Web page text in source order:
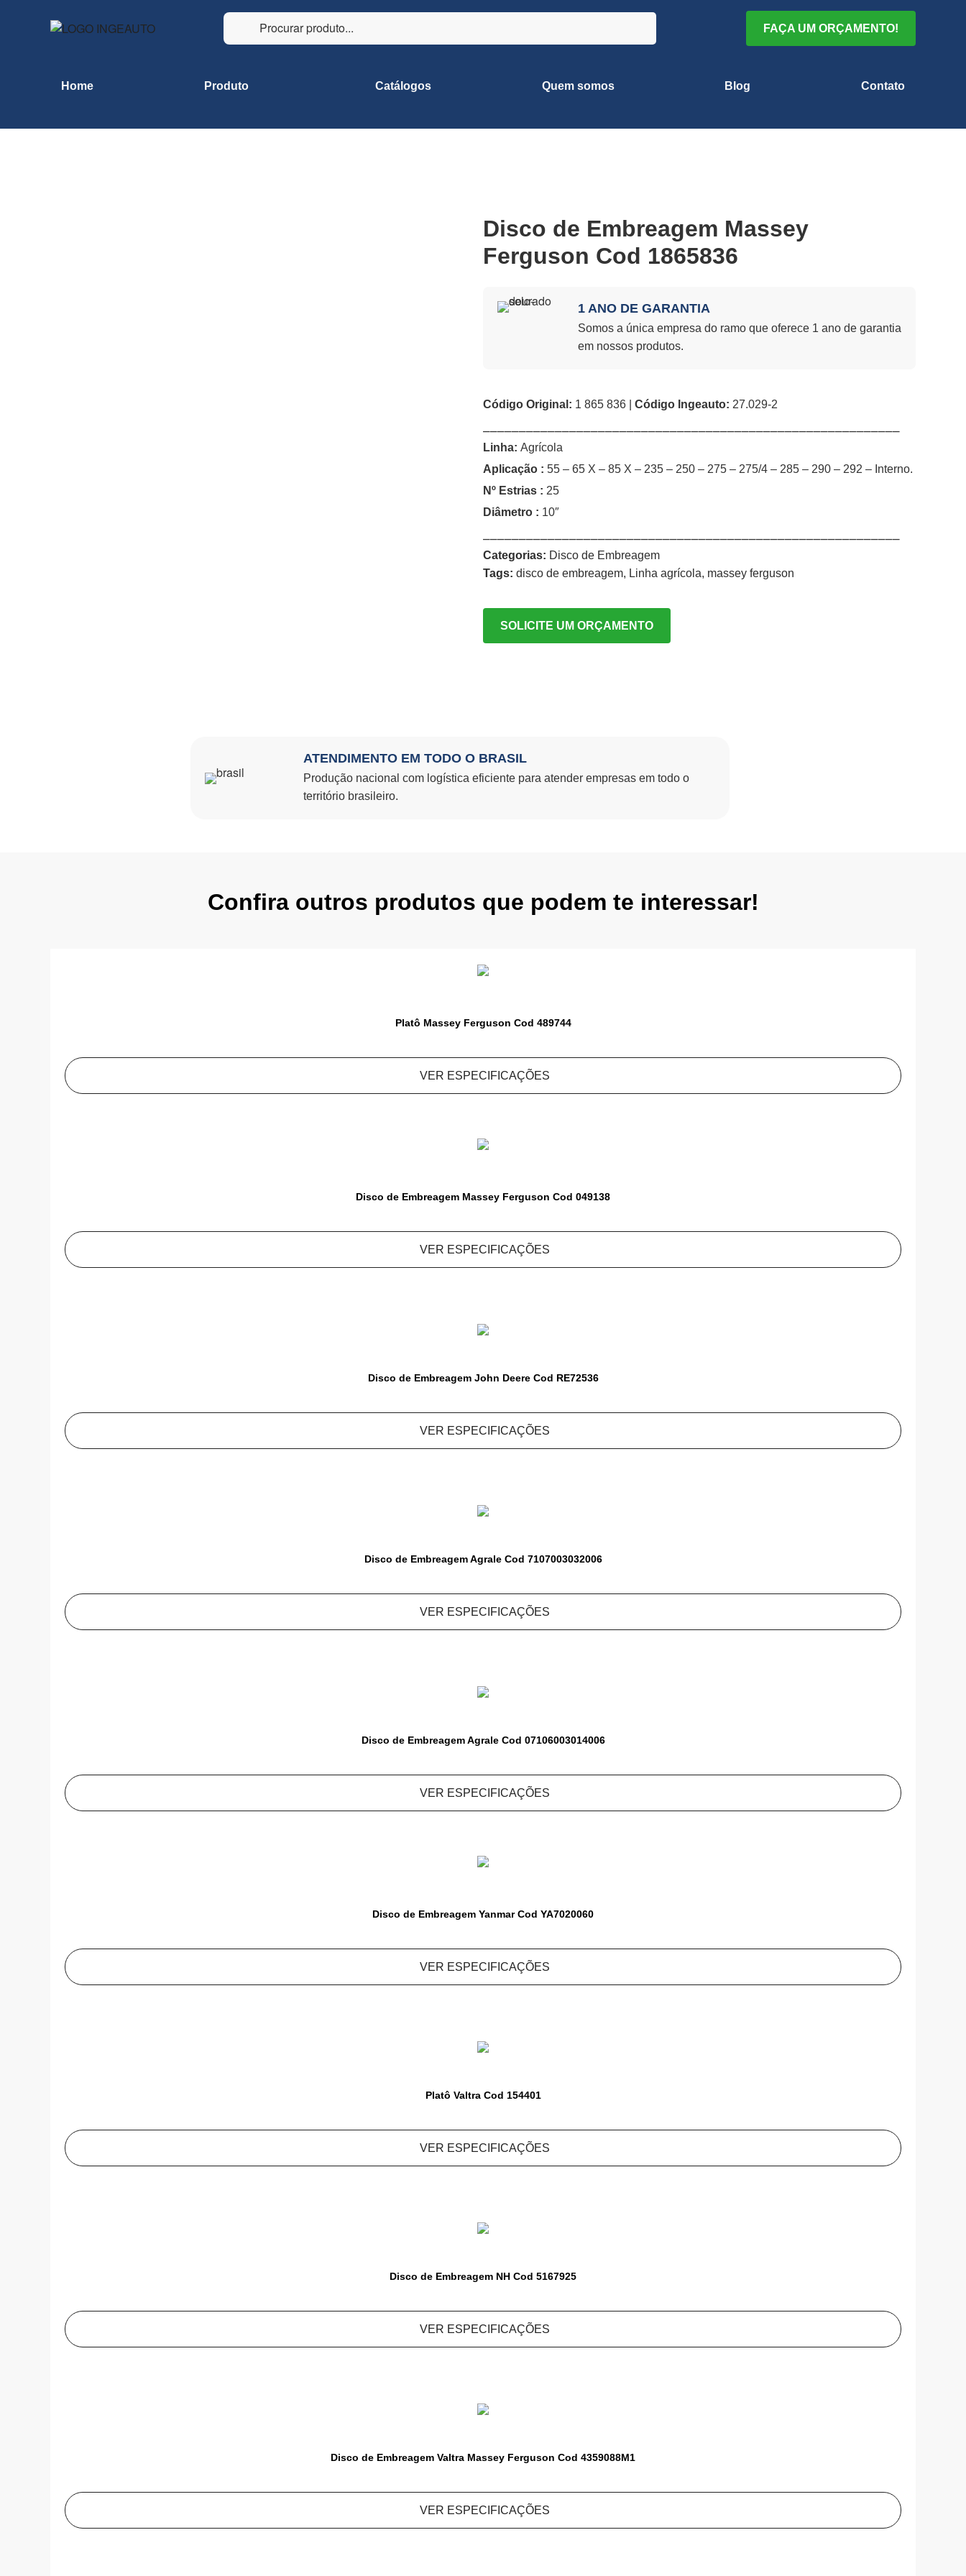
FAÇA UM ORÇAMENTO!
Home Produto Catálogos Quem somos Blog Contato
Disco de Embreagem Massey
Ferguson Cod 1865836
1 ANO DE GARANTIA
Somos a única empresa do ramo que oferece 1 ano de garantia
em nossos produtos.
Código Original: 1 865 836 | Código Ingeauto: 27.029-2
Linha: Agrícola
Aplicação : 55 – 65 X – 85 X – 235 – 250 – 275 – 275/4 – 285 – 290 – 292 – Interno.
Nº Estrias : 25
Diâmetro : 10″
Categorias: Disco de Embreagem
Tags: disco de embreagem, Linha agrícola, massey ferguson
SOLICITE UM ORÇAMENTO
ATENDIMENTO EM TODO O BRASIL
Produção nacional com logística eficiente para atender empresas em todo o
território brasileiro.
Confira outros produtos que podem te interessar!
Platô Massey Ferguson Cod 489744
VER ESPECIFICAÇÕES
Disco de Embreagem Massey Ferguson Cod 049138
VER ESPECIFICAÇÕES
Disco de Embreagem John Deere Cod RE72536
VER ESPECIFICAÇÕES
Disco de Embreagem Agrale Cod 7107003032006
VER ESPECIFICAÇÕES
Disco de Embreagem Agrale Cod 07106003014006
VER ESPECIFICAÇÕES
Disco de Embreagem Yanmar Cod YA7020060
VER ESPECIFICAÇÕES
Platô Valtra Cod 154401
VER ESPECIFICAÇÕES
Disco de Embreagem NH Cod 5167925
VER ESPECIFICAÇÕES
Disco de Embreagem Valtra Massey Ferguson Cod 4359088M1
VER ESPECIFICAÇÕES